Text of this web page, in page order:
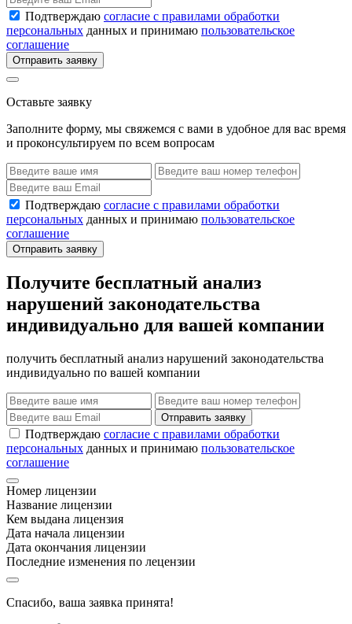
Подтверждаю согласие с правилами обработки
персональных данных и принимаю пользовательское
соглашение
Отправить заявку
Оставьте заявку
Заполните форму, мы свяжемся с вами в удобное для вас время
и проконсультируем по всем вопросам
Подтверждаю согласие с правилами обработки
персональных данных и принимаю пользовательское
соглашение
Отправить заявку
Получите бесплатный анализ
нарушений законодательства
индивидуально для вашей компании
получить бесплатный анализ нарушений законодательства
индивидуально по вашей компании
Отправить заявку
Подтверждаю согласие с правилами обработки
персональных данных и принимаю пользовательское
соглашение
Номер лицензии
Название лицензии
Кем выдана лицензия
Дата начала лицензии
Дата окончания лицензии
Последние изменения по лецензии
Спасибо, ваша заявка принята!